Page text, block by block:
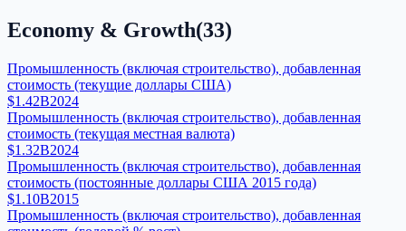
Economy & Growth(33)
Промышленность (включая строительство), добавленная
стоимость (текущие доллары США)
$1.42B2024
Промышленность (включая строительство), добавленная
стоимость (текущая местная валюта)
$1.32B2024
Промышленность (включая строительство), добавленная
стоимость (постоянные доллары США 2015 года)
$1.10B2015
Промышленность (включая строительство), добавленная